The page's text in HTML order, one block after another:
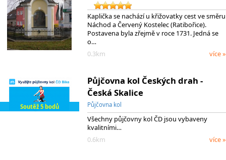
Kaplička se nachází u křižovatky cest ve směru
Náchod a Červený Kostelec (Ratibořice).
Postavena byla zřejmě v roce 1731. Jedná se
o…
0.3km
více »
Soutěž 5 bodů
Půjčovna kol Českých drah -
Česká Skalice
Půjčovna kol
Všechny půjčovny kol ČD jsou vybaveny
kvalitními…
0.6km
více »